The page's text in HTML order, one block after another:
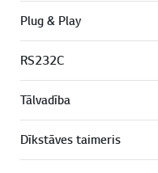
Plug & Play
RS232C
Tālvadība
Dīkstāves taimeris